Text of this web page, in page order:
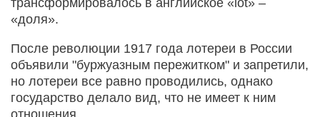
«доля».
После революции 1917 года лотереи в России
объявили "буржуазным пережитком" и запретили,
но лотереи все равно проводились, однако
государство делало вид, что не имеет к ним
отношения.